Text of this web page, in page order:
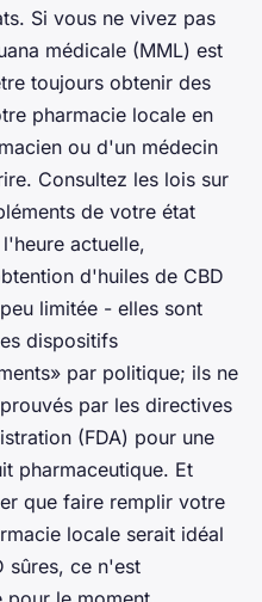
Si vous ne vivez pas
médicale (MML) est
toujours obtenir des
pharmacie locale en
ou d'un médecin
Consultez les lois sur
de votre état
actuelle,
d'huiles de CBD
limitée - elles sont
dispositifs
par politique; ils ne
par les directives
(FDA) pour une
pharmaceutique. Et
que faire remplir votre
locale serait idéal
sûres, ce n'est